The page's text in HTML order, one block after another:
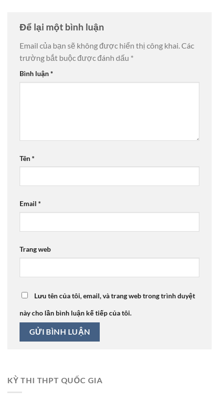
Để lại một bình luận
Email của bạn sẽ không được hiển thị công khai. Các
trường bắt buộc được đánh dấu *
Bình luận*
Tên*
Email *
Trang web
Lưu tên của tôi, email, và trang web trong trình duyệt
này cho lần bình luận kế tiếp của tôi.
KỲ THI THPT QUỐC GIA